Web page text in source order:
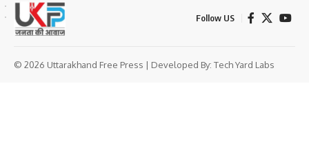
Follow US
© 2026 Uttarakhand Free Press | Developed By: Tech Yard Labs